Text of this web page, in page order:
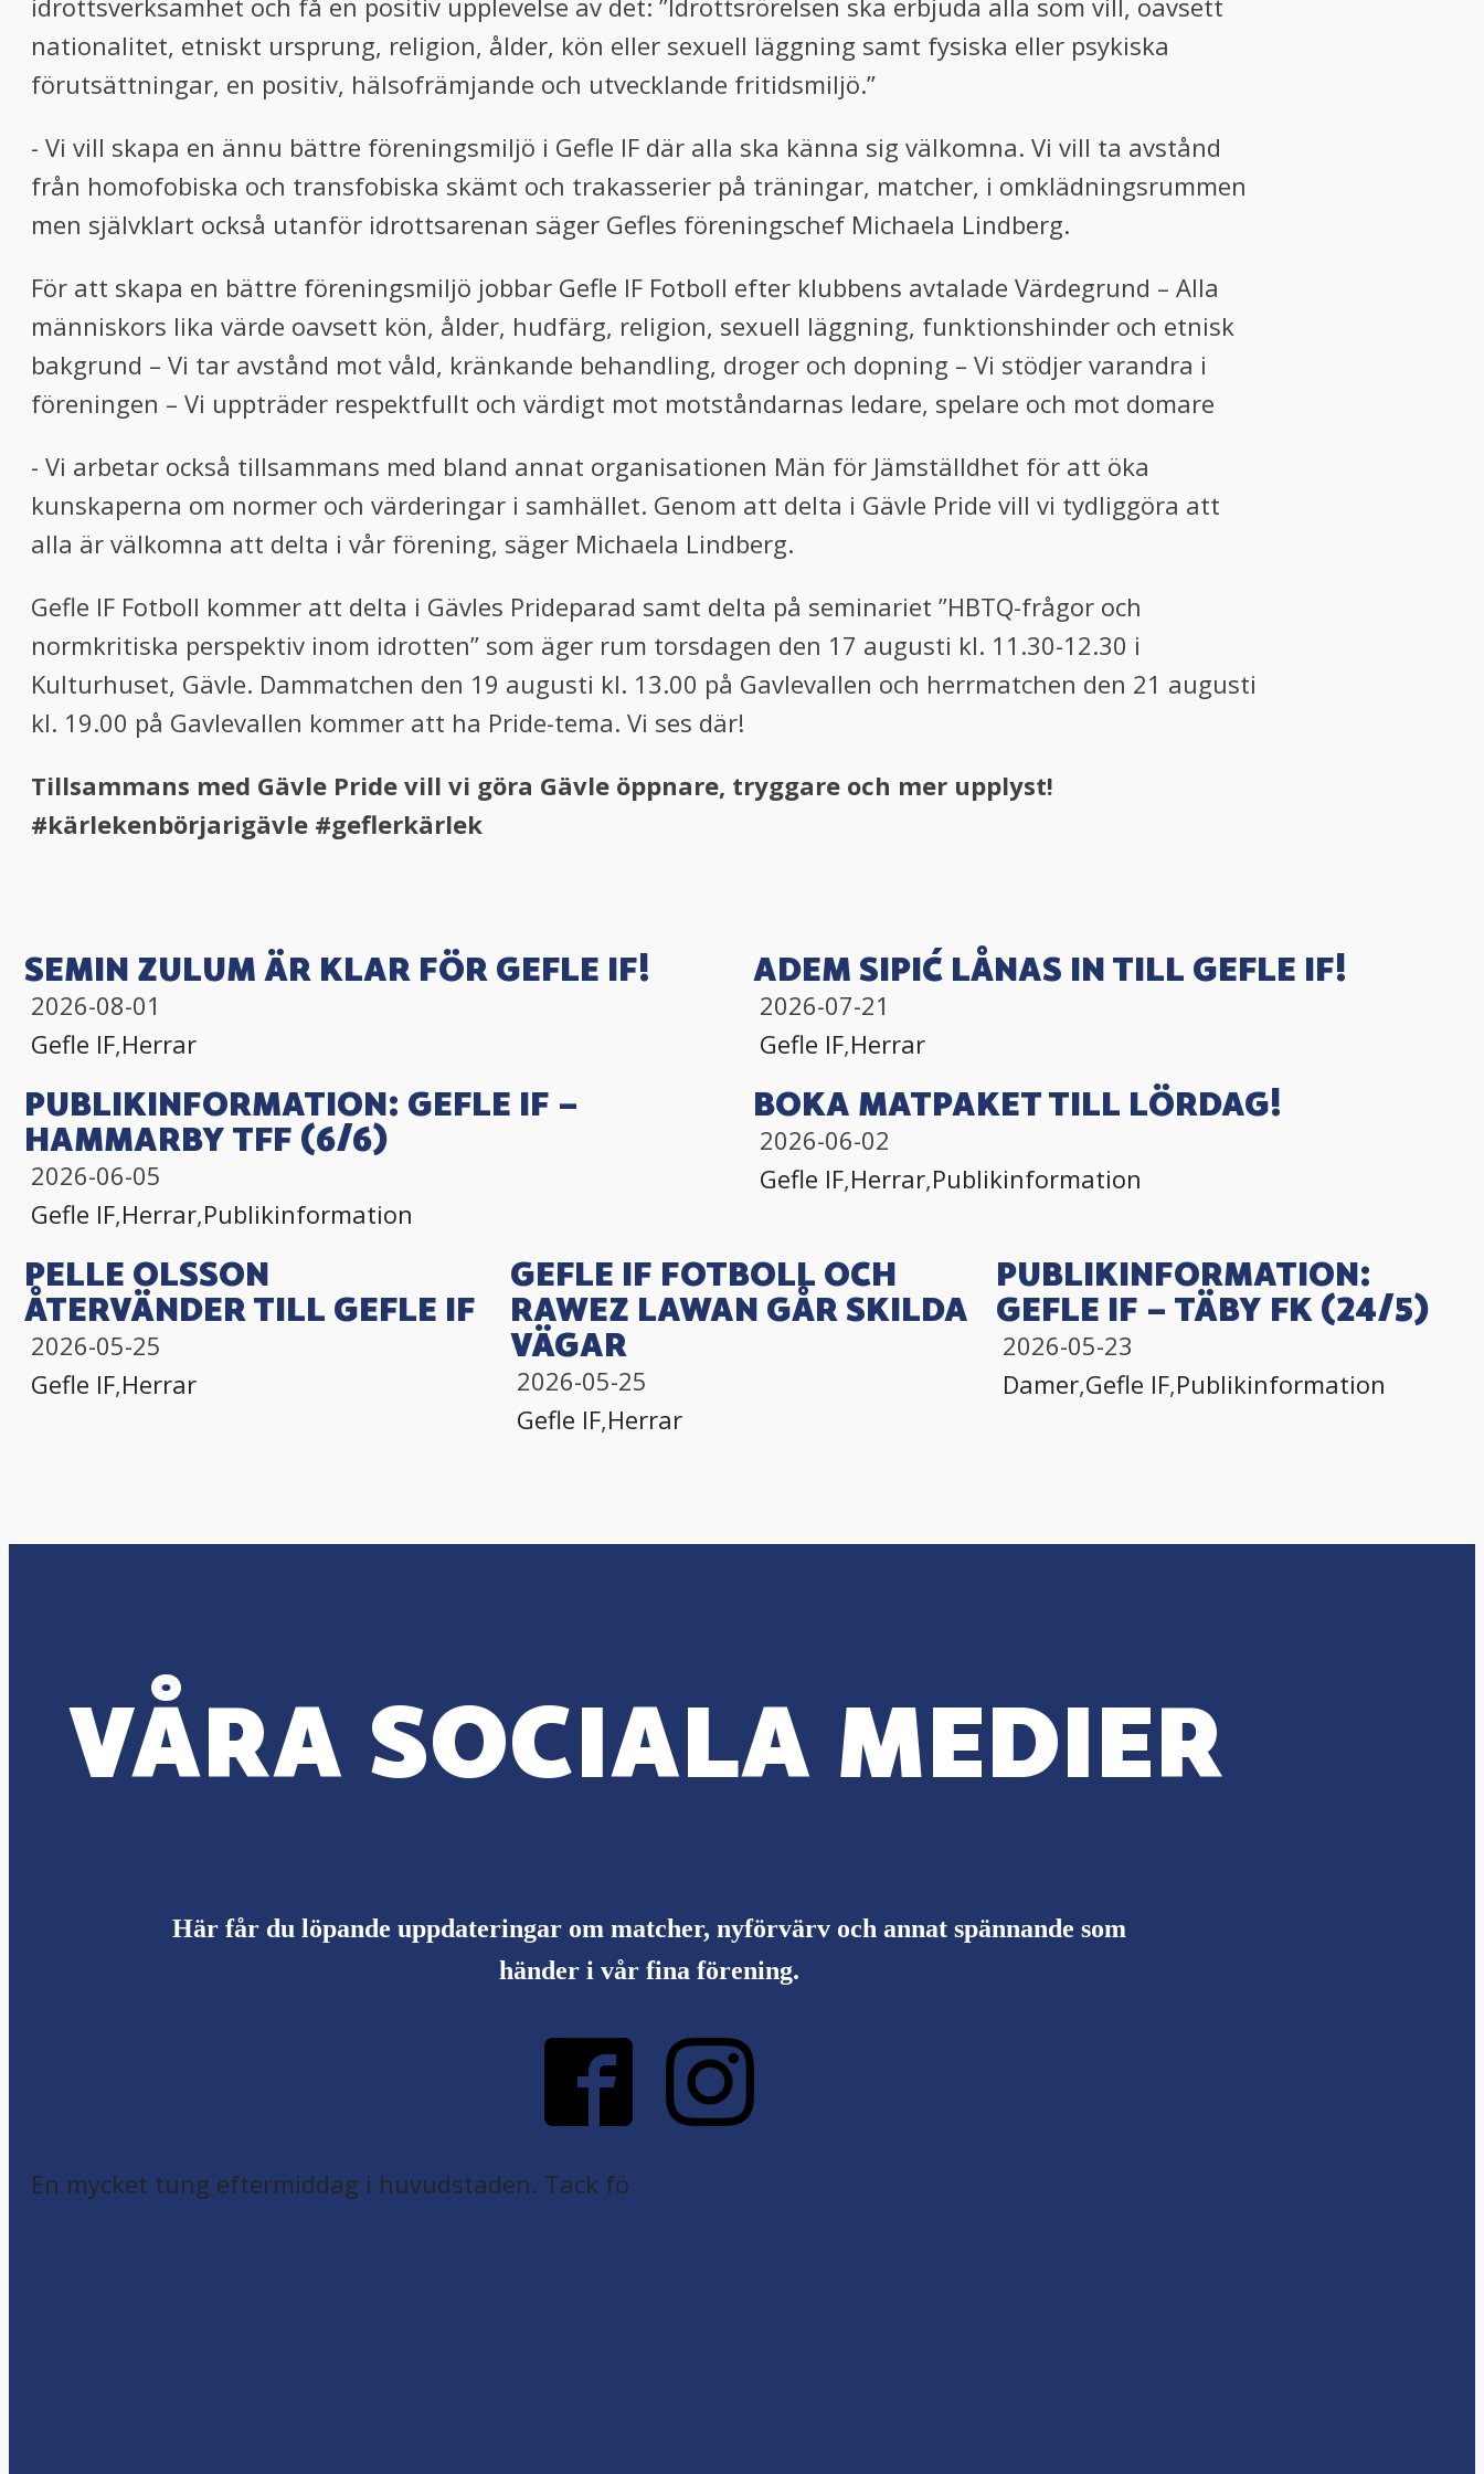
idrottsverksamhet och få en positiv upplevelse av det: ”Idrottsrörelsen ska erbjuda alla som vill, oavsett
nationalitet, etniskt ursprung, religion, ålder, kön eller sexuell läggning samt fysiska eller psykiska
förutsättningar, en positiv, hälsofrämjande och utvecklande fritidsmiljö.”
- Vi vill skapa en ännu bättre föreningsmiljö i Gefle IF där alla ska känna sig välkomna. Vi vill ta avstånd
från homofobiska och transfobiska skämt och trakasserier på träningar, matcher, i omklädningsrummen
men självklart också utanför idrottsarenan säger Gefles föreningschef Michaela Lindberg.
För att skapa en bättre föreningsmiljö jobbar Gefle IF Fotboll efter klubbens avtalade Värdegrund – Alla
människors lika värde oavsett kön, ålder, hudfärg, religion, sexuell läggning, funktionshinder och etnisk
bakgrund – Vi tar avstånd mot våld, kränkande behandling, droger och dopning – Vi stödjer varandra i
föreningen – Vi uppträder respektfullt och värdigt mot motståndarnas ledare, spelare och mot domare
- Vi arbetar också tillsammans med bland annat organisationen Män för Jämställdhet för att öka
kunskaperna om normer och värderingar i samhället. Genom att delta i Gävle Pride vill vi tydliggöra att
alla är välkomna att delta i vår förening, säger Michaela Lindberg.
Gefle IF Fotboll kommer att delta i Gävles Prideparad samt delta på seminariet ”HBTQ-frågor och
normkritiska perspektiv inom idrotten” som äger rum torsdagen den 17 augusti kl. 11.30-12.30 i
Kulturhuset, Gävle. Dammatchen den 19 augusti kl. 13.00 på Gavlevallen och herrmatchen den 21 augusti
kl. 19.00 på Gavlevallen kommer att ha Pride-tema. Vi ses där!
Tillsammans med Gävle Pride vill vi göra Gävle öppnare, tryggare och mer upplyst!
#kärlekenbörjarigävle #geflerkärlek
SEMIN ZULUM ÄR KLAR FÖR GEFLE IF!
2026-08-01
Gefle IF,Herrar
ADEM SIPIĆ LÅNAS IN TILL GEFLE IF!
2026-07-21
Gefle IF,Herrar
PUBLIKINFORMATION: GEFLE IF –
HAMMARBY TFF (6/6)
2026-06-05
Gefle IF,Herrar,Publikinformation
BOKA MATPAKET TILL LÖRDAG!
2026-06-02
Gefle IF,Herrar,Publikinformation
PELLE OLSSON
ÅTERVÄNDER TILL GEFLE IF
2026-05-25
Gefle IF,Herrar
GEFLE IF FOTBOLL OCH
RAWEZ LAWAN GÅR SKILDA
VÄGAR
2026-05-25
Gefle IF,Herrar
PUBLIKINFORMATION:
GEFLE IF – TÄBY FK (24/5)
2026-05-23
Damer,Gefle IF,Publikinformation
VÅRA SOCIALA MEDIER
Här får du löpande uppdateringar om matcher, nyförvärv och annat spännande som
händer i vår fina förening.
En mycket tung eftermiddag i huvudstaden. Tack fö